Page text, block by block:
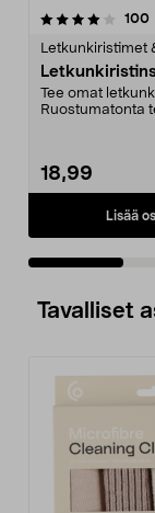
100
Letkunkiristimet
Tee omat
Ruostumatonta
18,99
Lisää
4.5
Tavalliset